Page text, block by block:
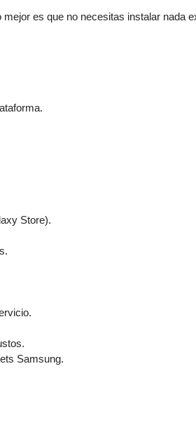
es que no necesitas instalar nada
Store).
Samsung.